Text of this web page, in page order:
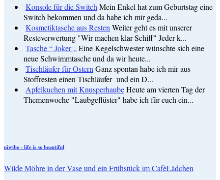
Konsole für die Switch Mein Enkel hat zum Geburtstag eine
Switch bekommen und da habe ich mir geda...
Kosmetiktasche aus Resten Weiter geht es mit unserer
Resteverwertung "Wir machen klar Schiff" Jeder k...
Tasche “ Joker „ Eine Kegelschwester wünschte sich eine
neue Schwimmtasche und da wir heute...
Tischläufer für Ostern Ganz spontan habe ich mir aus
Stoffresten einen Tischläufer und ein D...
Apfelkuchen mit KnusperhaubeHeute am vierten Tag der
Themenwoche "Laubgeflüster" habe ich für euch ein...
niwibo - life is so beautiful
Wilde Möhre in der Vase und ein Frühstück im CaféLädchen